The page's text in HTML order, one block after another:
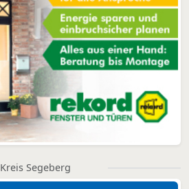
Kreis Segeberg